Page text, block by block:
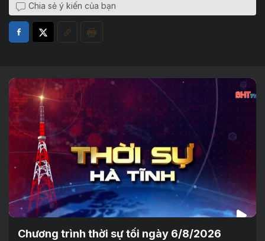
Chia sẻ ý kiến của bạn
Chương trình thời sự tối ngày 6/8/2026